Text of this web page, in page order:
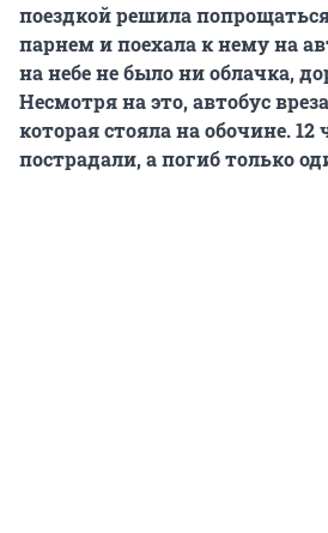
поездкой решила
парнем и поехала к нему на
на небе не было ни облачка,
Несмотря на это, автобус
которая стояла на обочине. 12
пострадали, а погиб только